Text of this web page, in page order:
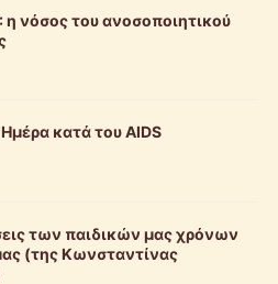
η νόσος του ανοσοποιητικού
κατά του AIDS
των παιδικών μας χρόνων
(της Κωνσταντίνας